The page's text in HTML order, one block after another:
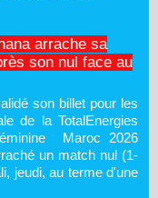
arrache sa
son nul face au
son billet pour les
de la TotalEnergies
Maroc 2026
un match nul (1-
jeudi, au terme d'une